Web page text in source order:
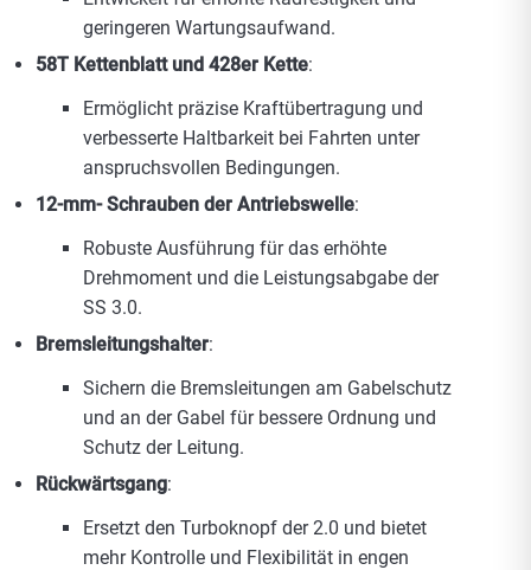
geringeren Wartungsaufwand.
58T Kettenblatt und 428er Kette:
Ermöglicht präzise Kraftübertragung und
verbesserte Haltbarkeit bei Fahrten unter
anspruchsvollen Bedingungen.
12-mm- Schrauben der Antriebswelle:
Robuste Ausführung für das erhöhte
Drehmoment und die Leistungsabgabe der
SS 3.0.
Bremsleitungshalter:
Sichern die Bremsleitungen am Gabelschutz
und an der Gabel für bessere Ordnung und
Schutz der Leitung.
Rückwärtsgang:
Ersetzt den Turboknopf der 2.0 und bietet
mehr Kontrolle und Flexibilität in engen